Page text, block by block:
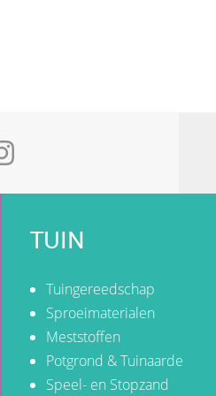
TUIN
Tuingereedschap
Sproeimaterialen
Meststoffen
Potgrond & Tuinaarde
Speel- en Stopzand